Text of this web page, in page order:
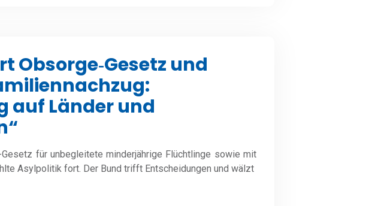
Obsorge‑Gesetz und
auf Länder und
für unbegleitete minderjährige Flüchtlinge sowie mit
Asylpolitik fort. Der Bund trifft Entscheidungen und wälzt